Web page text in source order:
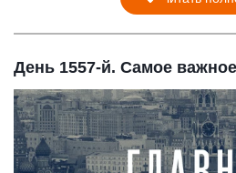
День 1557-й. Самое